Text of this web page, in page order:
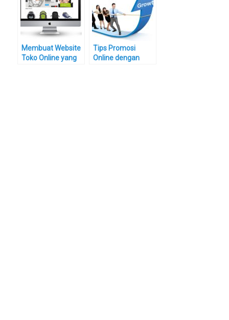
Membuat Website
Toko Online yang
Tips Promosi
Online dengan